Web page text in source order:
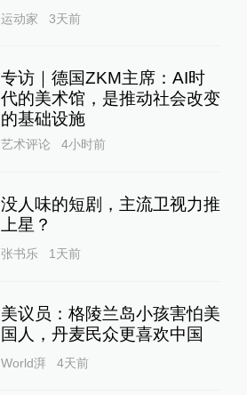
运动家 3天前
专访｜德国ZKM主席：AI时
代的美术馆，是推动社会改变
的基础设施
艺术评论 4小时前
没人味的短剧，主流卫视力推
上星？
张书乐 1天前
美议员：格陵兰岛小孩害怕美
国人，丹麦民众更喜欢中国
World湃 4天前